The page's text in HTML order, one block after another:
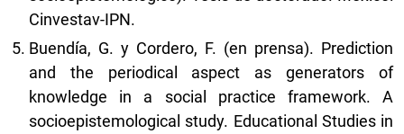
Cinvestav-IPN.
Buendía, G. y Cordero, F. (en prensa). Prediction
and the periodical aspect as generators of
knowledge in a social practice framework. A
socioepistemological study. Educational Studies in